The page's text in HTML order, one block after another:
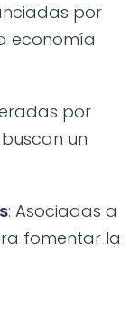
por
economía
por
un
: Asociadas a
fomentar la